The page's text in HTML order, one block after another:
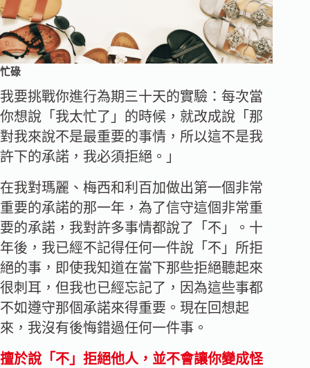
忙碌
我要挑戰你進行為期三十天的實驗：每次當
你想說「我太忙了」的時候，就改成說「那
對我來說不是最重要的事情，所以這不是我
許下的承諾，我必須拒絕。」
在我對瑪麗、梅西和利百加做出第一個非常
重要的承諾的那一年，為了信守這個非常重
要的承諾，我對許多事情都說了「不」。十
年後，我已經不記得任何一件說「不」所拒
絕的事，即使我知道在當下那些拒絕聽起來
很刺耳，但我也已經忘記了，因為這些事都
不如遵守那個承諾來得重要。現在回想起
來，我沒有後悔錯過任何一件事。
擅於說「不」拒絕他人，並不會讓你變成怪